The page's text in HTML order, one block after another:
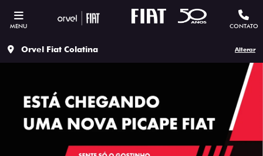
MENU CONTATO
Orvel Fiat Colatina Alterar